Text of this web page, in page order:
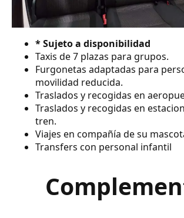
* Sujeto a disponibilidad
Taxis de 7 plazas para grupos.
Furgonetas adaptadas para
movilidad reducida.
Traslados y recogidas en
Traslados y recogidas en
tren.
Viajes en compañía de su
Transfers con personal infantil